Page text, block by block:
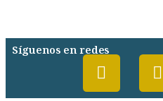
Síguenos en redes